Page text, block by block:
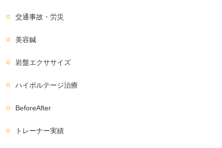
交通事故・労災
美容鍼
岩盤エクササイズ
ハイボルテージ治療
BeforeAfter
トレーナー実績